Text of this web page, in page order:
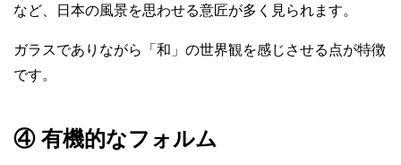
など、日本の風景を思わせる意匠が多く見られます。
ガラスでありながら「和」の世界観を感じさせる点が特徴
です。
④ 有機的なフォルム